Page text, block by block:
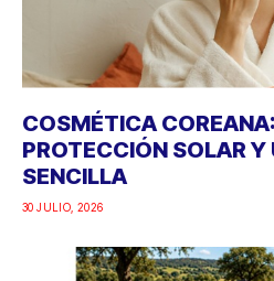
COSMÉTICA
PROTECCIÓN SOLAR Y
SENCILLA
30 JULIO, 2026